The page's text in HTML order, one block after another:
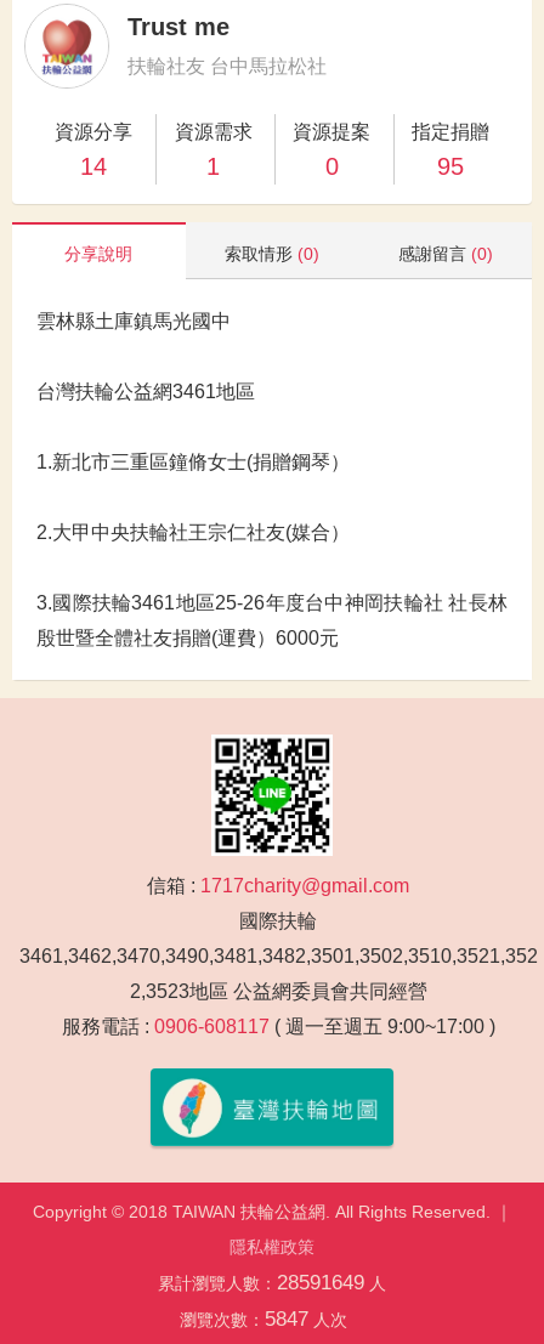
Trust me
扶輪社友 台中馬拉松社
資源分享
14
資源需求
1
資源提案
0
指定捐贈
95
分享說明 索取情形 (0) 感謝留言 (0)
雲林縣土庫鎮馬光國中
台灣扶輪公益網3461地區
1.新北市三重區鐘脩女士(捐贈鋼琴）
2.大甲中央扶輪社王宗仁社友(媒合）
3.國際扶輪3461地區25-26年度台中神岡扶輪社 社長林
殷世暨全體社友捐贈(運費）6000元
信箱 : 1717charity@gmail.com
國際扶輪
3461,3462,3470,3490,3481,3482,3501,3502,3510,3521,352
2,3523地區 公益網委員會共同經營
服務電話 : 0906-608117 ( 週一至週五 9:00~17:00 )
Copyright © 2018 TAIWAN 扶輪公益網. All Rights Reserved. ｜
隱私權政策
累計瀏覽人數： 28591649 人
瀏覽次數： 5847 人次